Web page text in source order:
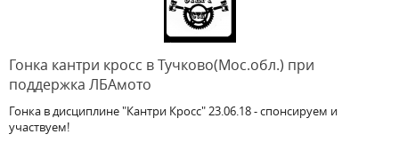
Гонка кантри кросс в Тучково(Мос.обл.) при
поддержка ЛБАмото
Гонка в дисциплине "Кантри Кросс" 23.06.18 - спонсируем и
участвуем!